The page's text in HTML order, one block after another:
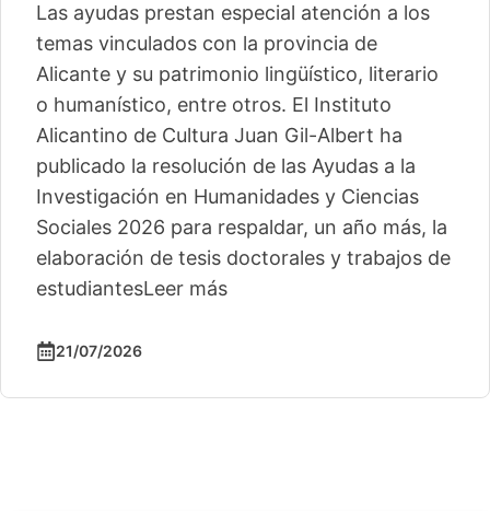
Las ayudas prestan especial atención a los
temas vinculados con la provincia de
Alicante y su patrimonio lingüístico, literario
o humanístico, entre otros. El Instituto
Alicantino de Cultura Juan Gil-Albert ha
publicado la resolución de las Ayudas a la
Investigación en Humanidades y Ciencias
Sociales 2026 para respaldar, un año más, la
elaboración de tesis doctorales y trabajos de
estudiantesLeer más
21/07/2026